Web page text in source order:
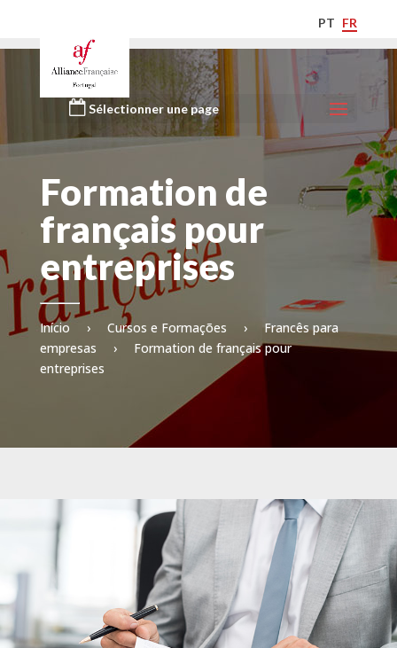
PT FR
Sélectionner une page
Formation de
français pour
entreprises
Início › Cursos e Formações ›
Francês para
empresas
›
Formation de français pour
entreprises